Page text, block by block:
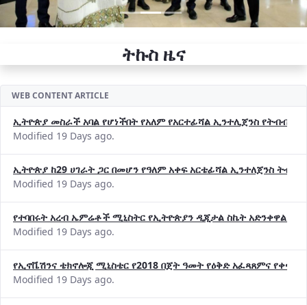
ትኩስ ዜና
WEB CONTENT ARTICLE
ኢትዮጵያ መስራች አባል የሆነችበት የአለም የአርተፊሻል ኢንተሊጀንስ የትብብር
Modified 19 Days ago.
ኢትዮጵያ ከ29 ሀገራት ጋር በመሆን የዓለም አቀፍ አርቴፊሻል ኢንተለጀንስ
Modified 19 Days ago.
የተባበሩት አረብ ኤምሬቶች ሚኒስትር የኢትዮጵያን ዲጂታል ስኬት አድንቀዋል
Modified 19 Days ago.
የኢኖቬሽንና ቴክኖሎጂ ሚኒስቴር የ2018 በጀት ዓመት የዕቅድ አፈጻጸምና
Modified 19 Days ago.